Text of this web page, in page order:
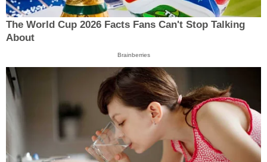
The World Cup 2026 Facts Fans Can't Stop Talking
About
Brainberries